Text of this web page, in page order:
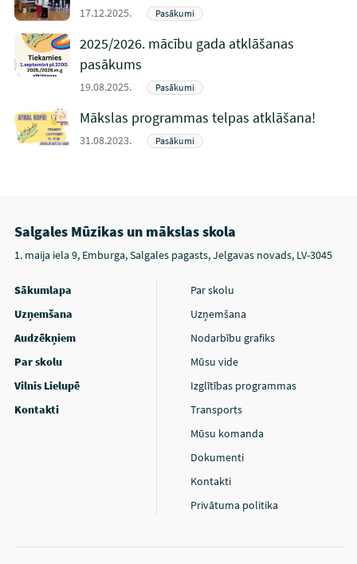
17.12.2025. Pasākumi
2025/2026. mācību gada atklāšanas
pasākums
19.08.2025. Pasākumi
Mākslas programmas telpas atklāšana!
31.08.2023. Pasākumi
Salgales Mūzikas un mākslas skola
1. maija iela 9, Emburga, Salgales pagasts, Jelgavas novads, LV-3045
Sākumlapa
Uzņemšana
Audzēkņiem
Par skolu
Vilnis Lielupē
Kontakti
Par skolu
Uzņemšana
Nodarbību grafiks
Mūsu vide
Izglītības programmas
Transports
Mūsu komanda
Dokumenti
Kontakti
Privātuma politika